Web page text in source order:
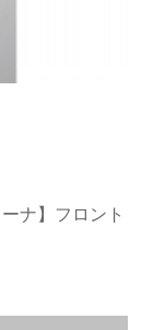
ーナ】フロント